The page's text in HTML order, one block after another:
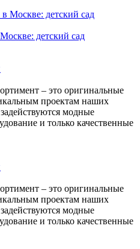
детский сад
– это оригинальные
проектам наших
модные
и только качественные
– это оригинальные
проектам наших
модные
и только качественные